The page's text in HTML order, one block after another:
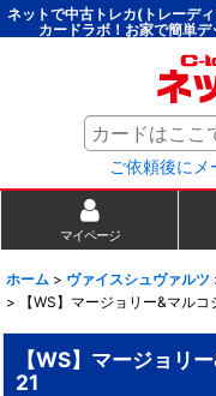
ネットで中古トレカ(トレーデ
カードラボ！お家で簡単
ご依頼後に
マイページ
ホーム > ヴァイスシュヴァルツ
>
【WS】マージョリー&マル
【WS】マージョリ
21